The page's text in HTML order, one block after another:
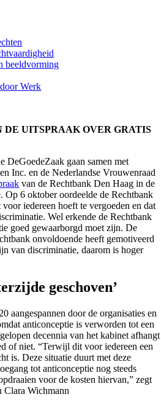
beeldvorming
Werk
DE UITSPRAAK OVER GRATIS
DeGoedeZaak gaan samen met
Inc. en de Nederlandse Vrouwenraad
van de Rechtbank Den Haag in de
Op 6 oktober oordeelde de Rechtbank
iedereen hoeft te vergoeden en dat
Wel erkende de Rechtbank
goed gewaarborgd moet zijn. De
onvoldoende heeft gemotiveerd
van discriminatie,daarom is hoger
geschoven’
aangespannen door de organisaties en
anticonceptie is verworden tot een
decennia van het kabinet afhangt
of niet. “Terwijl dit voor iedereen een
is. Deze situatie duurt met deze
tot anticonceptie nog steeds
voor de kosten hiervan,” zegt
Clara Wichmann